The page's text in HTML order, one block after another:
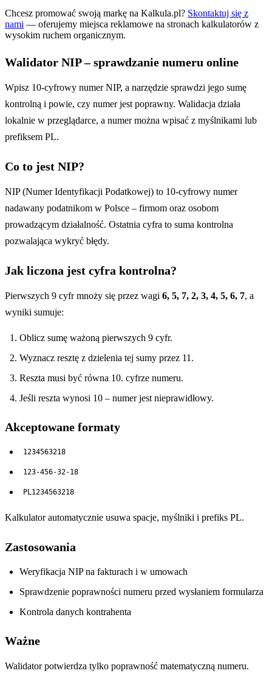
Chcesz promować swoją markę na Kalkula.pl? Skontaktuj się z
nami — oferujemy miejsca reklamowe na stronach kalkulatorów z
wysokim ruchem organicznym.
Walidator NIP – sprawdzanie numeru online
Wpisz 10-cyfrowy numer NIP, a narzędzie sprawdzi jego sumę
kontrolną i powie, czy numer jest poprawny. Walidacja działa
lokalnie w przeglądarce, a numer można wpisać z myślnikami lub
prefiksem PL.
Co to jest NIP?
NIP (Numer Identyfikacji Podatkowej) to 10-cyfrowy numer
nadawany podatnikom w Polsce – firmom oraz osobom
prowadzącym działalność. Ostatnia cyfra to suma kontrolna
pozwalająca wykryć błędy.
Jak liczona jest cyfra kontrolna?
Pierwszych 9 cyfr mnoży się przez wagi 6, 5, 7, 2, 3, 4, 5, 6, 7, a
wyniki sumuje:
Oblicz sumę ważoną pierwszych 9 cyfr.
Wyznacz resztę z dzielenia tej sumy przez 11.
Reszta musi być równa 10. cyfrze numeru.
Jeśli reszta wynosi 10 – numer jest nieprawidłowy.
Akceptowane formaty
1234563218
123-456-32-18
PL1234563218
Kalkulator automatycznie usuwa spacje, myślniki i prefiks PL.
Zastosowania
Weryfikacja NIP na fakturach i w umowach
Sprawdzenie poprawności numeru przed wysłaniem formularza
Kontrola danych kontrahenta
Ważne
Walidator potwierdza tylko poprawność matematyczną numeru.